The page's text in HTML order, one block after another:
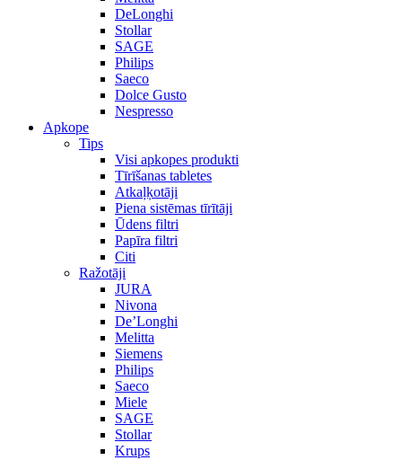
DeLonghi
Stollar
SAGE
Philips
Saeco
Dolce Gusto
Nespresso
Apkope
Tips
Visi apkopes produkti
Tīrīšanas tabletes
Atkaļķotāji
Piena sistēmas tīrītāji
Ūdens filtri
Papīra filtri
Citi
Ražotāji
JURA
Nivona
De’Longhi
Melitta
Siemens
Philips
Saeco
Miele
SAGE
Stollar
Krups